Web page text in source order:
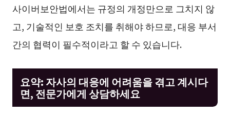
사이버보안법에서는 규정의 개정만으로 그치지 않
고, 기술적인 보호 조치를 취해야 하므로, 대응 부서
간의 협력이 필수적이라고 할 수 있습니다.
요약: 자사의 대응에 어려움을 겪고 계시다
면, 전문가에게 상담하세요